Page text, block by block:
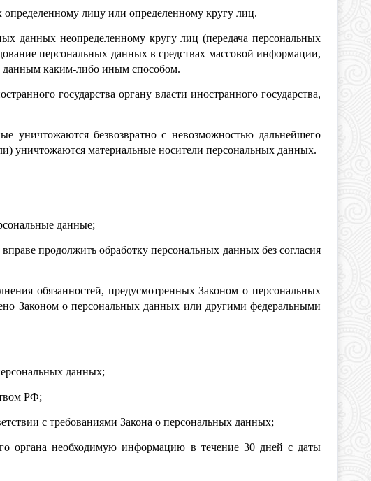
лицу или определенному кругу лиц.
данных неопределенному кругу лиц (передача персональных
персональных данных в средствах массовой информации,
данным каким-либо иным способом.
государства органу власти иностранного государства,
уничтожаются безвозвратно с невозможностью дальнейшего
уничтожаются материальные носители персональных данных.
данные;
продолжить обработку персональных данных без согласия
обязанностей, предусмотренных Законом о персональных
Законом о персональных данных или другими федеральными
данных;
РФ;
с требованиями Закона о персональных данных;
органа необходимую информацию в течение 30 дней с даты